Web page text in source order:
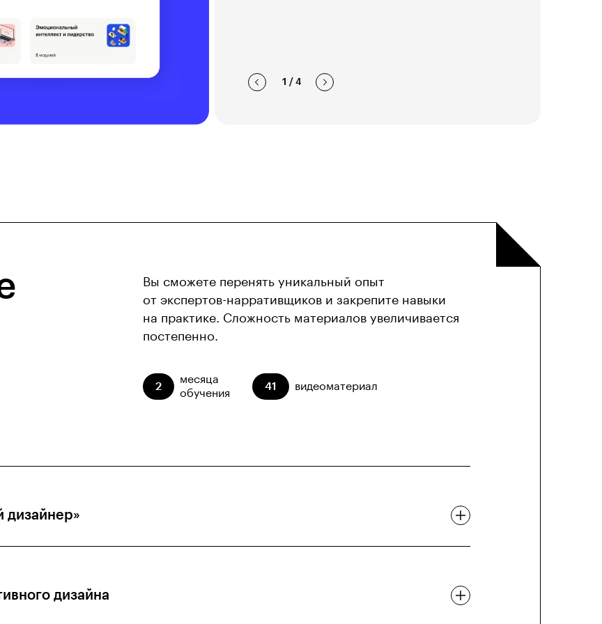
1 / 4
Вы сможете перенять уникальный опыт
от экспертов-нарративщиков и закрепите навыки
на практике. Сложность материалов увеличивается
постепенно.
2
месяца
обучения
41 видеоматериал
дизайнер»
дизайна